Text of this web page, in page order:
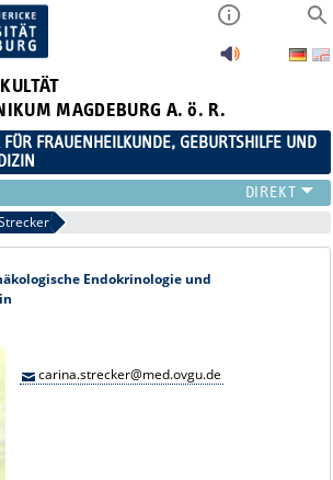
MAGDEBURG A. ö. R.
FRAUENHEILKUNDE, GEBURTSHILFE UND
Endokrinologie und
carina.strecker@med.ovgu.de